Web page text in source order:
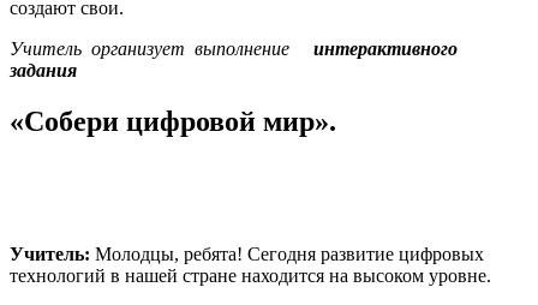
создают свои.
Учитель организует выполнение интерактивного
задания
«Собери цифровой мир».
Учитель: Молодцы, ребята! Сегодня развитие цифровых
технологий в нашей стране находится на высоком уровне.